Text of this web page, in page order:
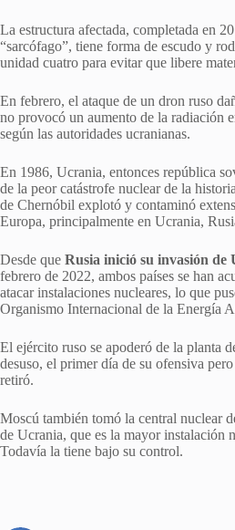
La estructura afectada, completada en
“sarcófago”, tiene forma de escudo y
unidad cuatro para evitar que libere
En febrero, el ataque de un dron ruso
no provocó un aumento de la radiación
según las autoridades ucranianas.
En 1986, Ucrania, entonces república
de la peor catástrofe nuclear de la
de Chernóbil explotó y contaminó
Europa, principalmente en Ucrania,
Desde que Rusia inició su invasión de
febrero de 2022, ambos países se han
atacar instalaciones nucleares, lo que
Organismo Internacional de la Energía
El ejército ruso se apoderó de la planta
desuso, el primer día de su ofensiva pero
retiró.
Moscú también tomó la central nuclear
de Ucrania, que es la mayor instalación
Todavía la tiene bajo su control.